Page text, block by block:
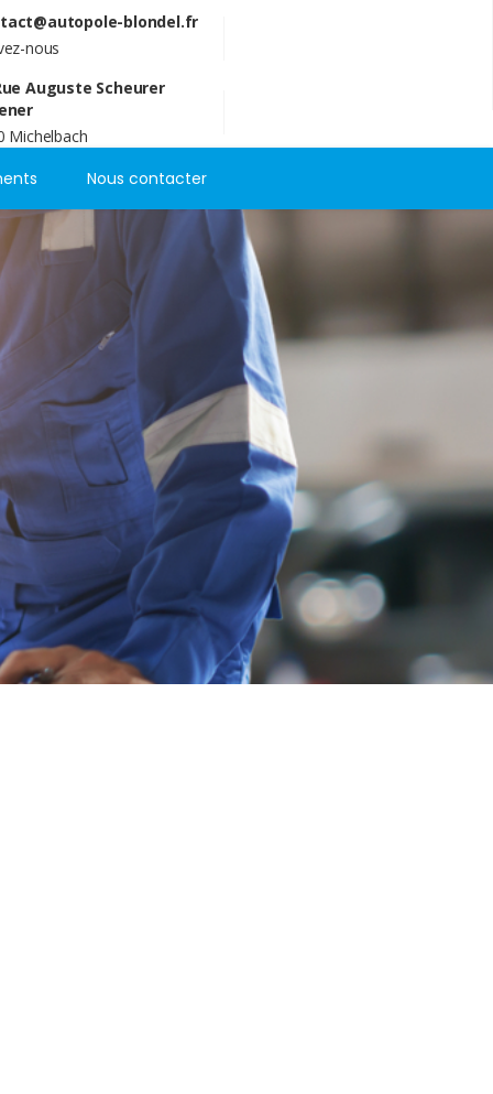
blondel.fr
nous
Auguste Scheurer
Michelbach
Nous contacter